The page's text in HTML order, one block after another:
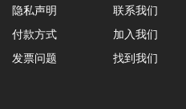
隐私声明
付款方式
发票问题
联系我们
加入我们
找到我们